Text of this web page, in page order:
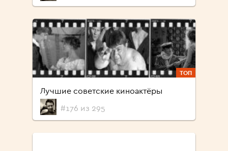
ТОП
Лучшие советские киноактёры
#176 из 295